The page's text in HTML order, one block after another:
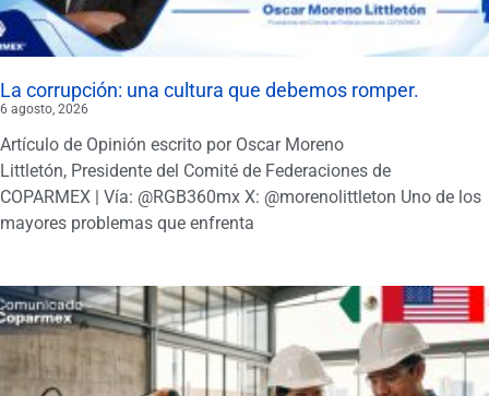
La corrupción: una cultura que debemos romper.
6 agosto, 2026
Artículo de Opinión escrito por Oscar Moreno
Littletón, Presidente del Comité de Federaciones de
COPARMEX | Vía: @RGB360mx X: @morenolittleton Uno de los
mayores problemas que enfrenta